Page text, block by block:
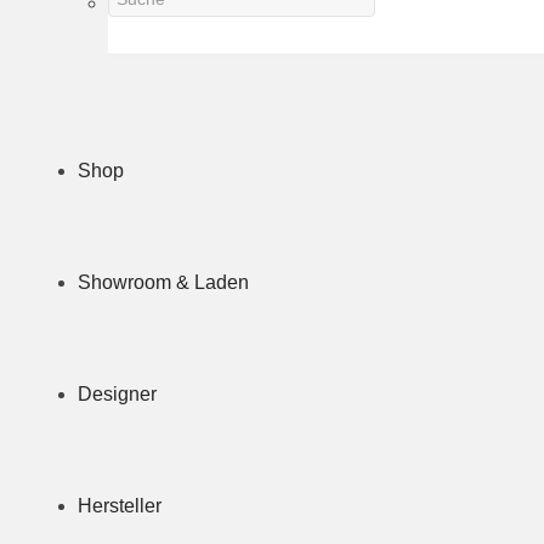
Shop
Showroom & Laden
Designer
Hersteller